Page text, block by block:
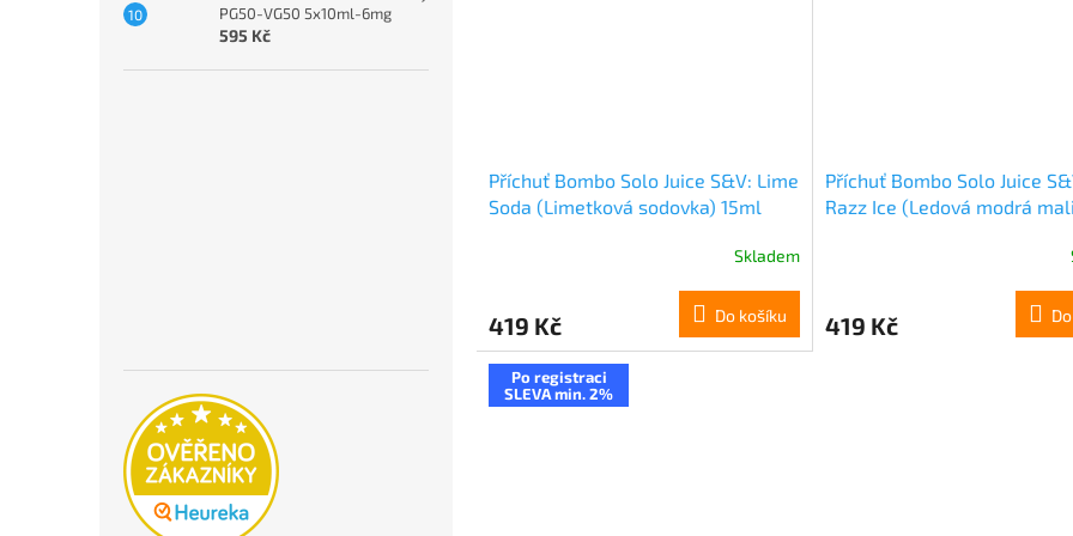
PG50-VG50 5x10ml-6mg
595 Kč
Příchuť Bombo Solo Juice S&V: Lime
Soda (Limetková sodovka) 15ml
Skladem
419 Kč Do košíku
Příchuť Bombo Solo Juice
Razz Ice (Ledová modrá
419 Kč
Po registraci
SLEVA min. 2%